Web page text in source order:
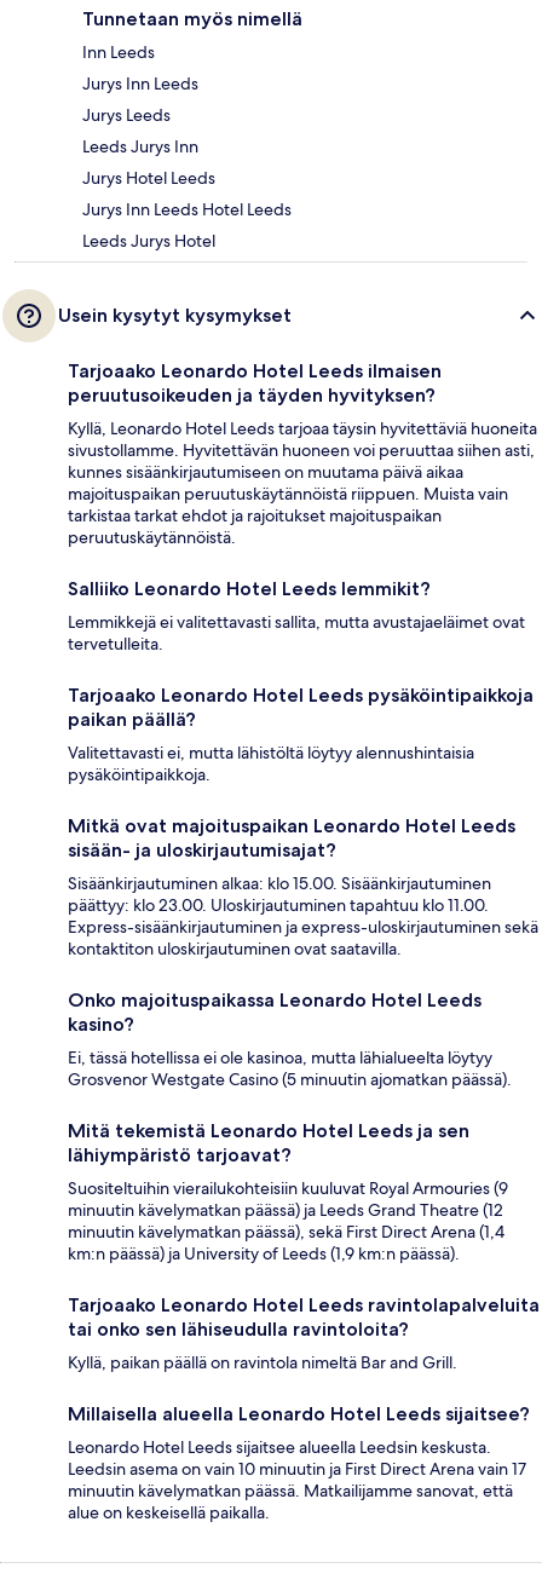
Tunnetaan myös nimellä
Inn Leeds
Jurys Inn Leeds
Jurys Leeds
Leeds Jurys Inn
Jurys Hotel Leeds
Jurys Inn Leeds Hotel Leeds
Leeds Jurys Hotel
Usein kysytyt kysymykset
Tarjoaako Leonardo Hotel Leeds ilmaisen
peruutusoikeuden ja täyden hyvityksen?
Kyllä, Leonardo Hotel Leeds tarjoaa täysin hyvitettäviä huoneita
sivustollamme. Hyvitettävän huoneen voi peruuttaa siihen asti,
kunnes sisäänkirjautumiseen on muutama päivä aikaa
majoituspaikan peruutuskäytännöistä riippuen. Muista vain
tarkistaa tarkat ehdot ja rajoitukset majoituspaikan
peruutuskäytännöistä.
Salliiko Leonardo Hotel Leeds lemmikit?
Lemmikkejä ei valitettavasti sallita, mutta avustajaeläimet ovat
tervetulleita.
Tarjoaako Leonardo Hotel Leeds pysäköintipaikkoja
paikan päällä?
Valitettavasti ei, mutta lähistöltä löytyy alennushintaisia
pysäköintipaikkoja.
Mitkä ovat majoituspaikan Leonardo Hotel Leeds
sisään- ja uloskirjautumisajat?
Sisäänkirjautuminen alkaa: klo 15.00. Sisäänkirjautuminen
päättyy: klo 23.00. Uloskirjautuminen tapahtuu klo 11.00.
Express-sisäänkirjautuminen ja express-uloskirjautuminen sekä
kontaktiton uloskirjautuminen ovat saatavilla.
Onko majoituspaikassa Leonardo Hotel Leeds
kasino?
Ei, tässä hotellissa ei ole kasinoa, mutta lähialueelta löytyy
Grosvenor Westgate Casino (5 minuutin ajomatkan päässä).
Mitä tekemistä Leonardo Hotel Leeds ja sen
lähiympäristö tarjoavat?
Suositeltuihin vierailukohteisiin kuuluvat Royal Armouries (9
minuutin kävelymatkan päässä) ja Leeds Grand Theatre (12
minuutin kävelymatkan päässä), sekä First Direct Arena (1,4
km:n päässä) ja University of Leeds (1,9 km:n päässä).
Tarjoaako Leonardo Hotel Leeds ravintolapalveluita
tai onko sen lähiseudulla ravintoloita?
Kyllä, paikan päällä on ravintola nimeltä Bar and Grill.
Millaisella alueella Leonardo Hotel Leeds sijaitsee?
Leonardo Hotel Leeds sijaitsee alueella Leedsin keskusta.
Leedsin asema on vain 10 minuutin ja First Direct Arena vain 17
minuutin kävelymatkan päässä. Matkailijamme sanovat, että
alue on keskeisellä paikalla.